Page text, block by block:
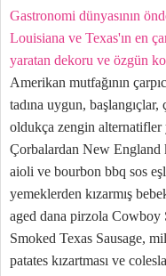
Gastronomi dünyasının
Louisiana ve Texas'ın en
yaratan dekoru ve özgün
Amerikan mutfağının
tadına uygun,
oldukça zengin alternatifler
Çorbalardan New England
aioli ve bourbon bbq sos
yemeklerden kızarmış
aged dana pirzola Cowboy
Smoked Texas Sausage,
patates kızartması ve